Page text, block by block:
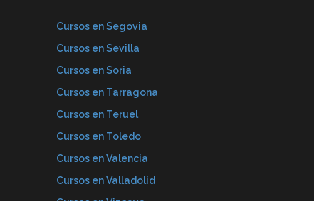
Cursos en Segovia
Cursos en Sevilla
Cursos en Soria
Cursos en Tarragona
Cursos en Teruel
Cursos en Toledo
Cursos en Valencia
Cursos en Valladolid